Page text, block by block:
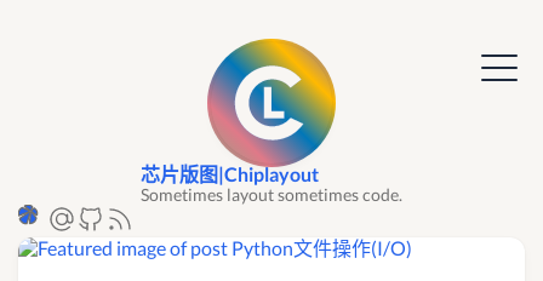
芯片版图|Chiplayout
Sometimes layout sometimes code.